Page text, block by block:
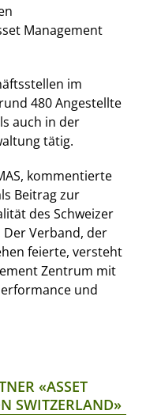
Management
im
480 Angestellte
auch in der
tätig.
kommentierte
Beitrag zur
des Schweizer
Verband, der
feierte, versteht
Zentrum mit
und
«ASSET
SWITZERLAND»